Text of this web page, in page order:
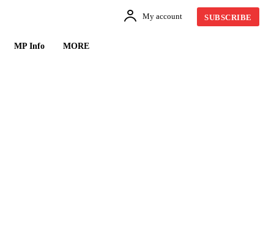
My account SUBSCRIBE
MP Info MORE